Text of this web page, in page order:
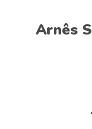
Arnês